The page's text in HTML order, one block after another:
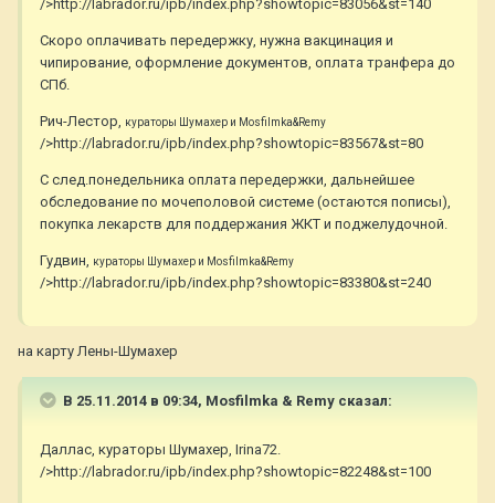
/>http://labrador.ru/ipb/index.php?showtopic=83056&st=140
Скоро оплачивать передержку, нужна вакцинация и
чипирование, оформление документов, оплата транфера до
СПб.
Рич-Лестор, кураторы Шумахер и Mosfilmka&Remy
/>http://labrador.ru/ipb/index.php?showtopic=83567&st=80
С след.понедельника оплата передержки, дальнейшее
обследование по мочеполовой системе (остаются пописы),
покупка лекарств для поддержания ЖКТ и поджелудочной.
Гудвин, кураторы Шумахер и Mosfilmka&Remy
/>http://labrador.ru/ipb/index.php?showtopic=83380&st=240
на карту Лены-Шумахер
В 25.11.2014 в 09:34, Mosfilmka & Remy сказал:
Даллас, кураторы Шумахер, Irina72.
/>http://labrador.ru/ipb/index.php?showtopic=82248&st=100